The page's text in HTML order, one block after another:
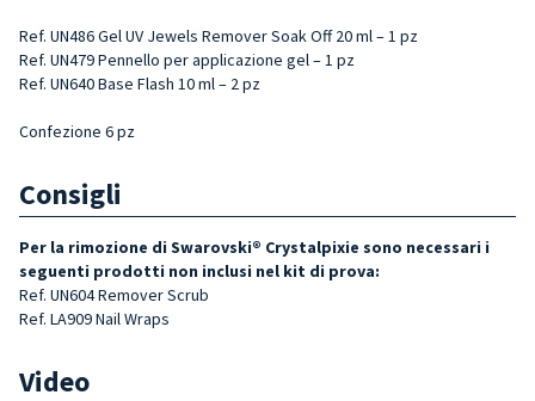
Ref. UN486 Gel UV Jewels Remover Soak Off 20 ml – 1 pz
Ref. UN479 Pennello per applicazione gel – 1 pz
Ref. UN640 Base Flash 10 ml – 2 pz
Confezione 6 pz
Consigli
Per la rimozione di Swarovski® Crystalpixie sono necessari i
seguenti prodotti non inclusi nel kit di prova:
Ref. UN604 Remover Scrub
Ref. LA909 Nail Wraps
Video